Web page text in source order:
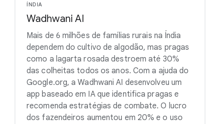
ÍNDIA
Wadhwani AI
Mais de 6 milhões de famílias rurais na Índia
dependem do cultivo de algodão, mas pragas
como a lagarta rosada destroem até 30%
das colheitas todos os anos. Com a ajuda do
Google.org, a Wadhwani AI desenvolveu um
app baseado em IA que identifica pragas e
recomenda estratégias de combate. O lucro
dos fazendeiros aumentou em 20% e o uso